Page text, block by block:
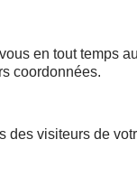
en tout temps
coordonnées.
des visiteurs de